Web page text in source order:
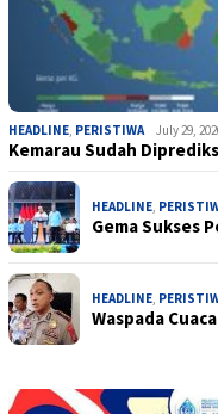
HEADLINE PERISTIWA July 29,
Kemarau Sudah
HEADLINE
Gema Sukses
HEADLINE
Waspada